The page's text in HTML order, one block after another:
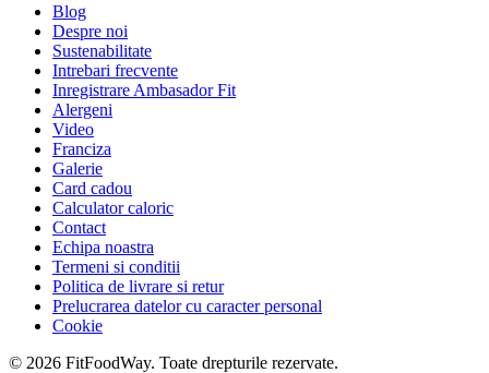
Blog
Despre noi
Sustenabilitate
Intrebari frecvente
Inregistrare Ambasador Fit
Alergeni
Video
Franciza
Galerie
Card cadou
Calculator caloric
Contact
Echipa noastra
Termeni si conditii
Politica de livrare si retur
Prelucrarea datelor cu caracter personal
Cookie
© 2026 FitFoodWay. Toate drepturile rezervate.